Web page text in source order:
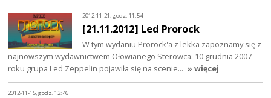
2012-11-21, godz. 11:54
[21.11.2012] Led Prorock
W tym wydaniu Prorock'a z lekka zapoznamy się z
najnowszym wydawnictwem Ołowianego Sterowca. 10 grudnia 2007
roku grupa Led Zeppelin pojawiła się na scenie… » więcej
2012-11-15, godz. 12:46